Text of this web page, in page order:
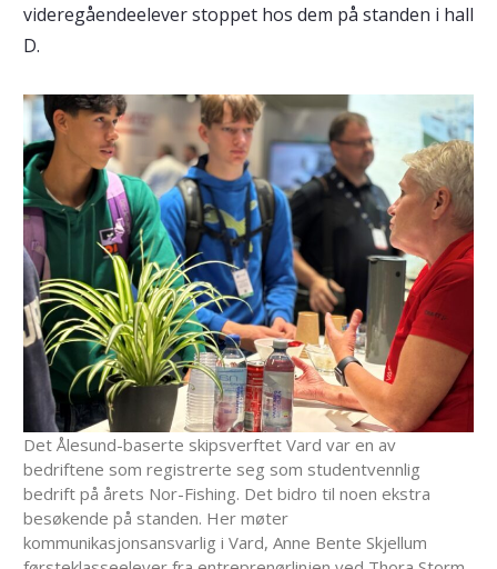
videregåendeelever stoppet hos dem på standen i hall
D.
Det Ålesund-baserte skipsverftet Vard var en av
bedriftene som registrerte seg som studentvennlig
bedrift på årets Nor-Fishing. Det bidro til noen ekstra
besøkende på standen. Her møter
kommunikasjonsansvarlig i Vard, Anne Bente Skjellum